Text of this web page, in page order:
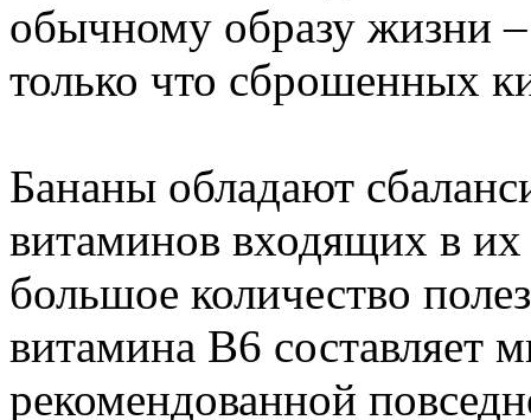
обычному образу жизни
только что сброшенных
Бананы обладают
витаминов входящих в
большое количество
витамина В6 составляет
рекомендованной